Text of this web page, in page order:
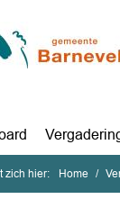
pagina
zich hier: Home